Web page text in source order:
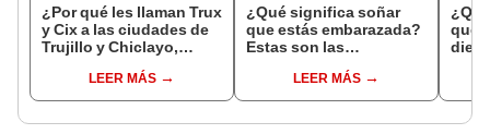
¿Por qué les llaman Trux
y Cix a las ciudades de
Trujillo y Chiclayo,
LEER MÁS
¿Qué significa soñar
que estás embarazada?
Estas son las
comunesLEER MÁS
que